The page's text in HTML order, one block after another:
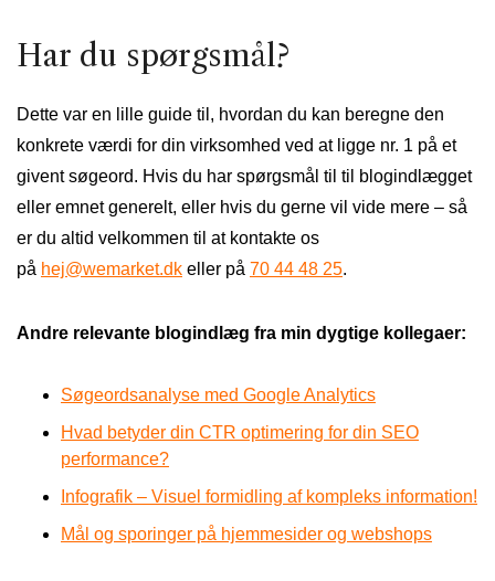
Har du spørgsmål?
Dette var en lille guide til, hvordan du kan beregne den
konkrete værdi for din virksomhed ved at ligge nr. 1 på et
givent søgeord. Hvis du har spørgsmål til til blogindlægget
eller emnet generelt, eller hvis du gerne vil vide mere – så
er du altid velkommen til at kontakte os
på hej@wemarket.dk eller på 70 44 48 25.
Andre relevante blogindlæg fra min dygtige kollegaer:
Søgeordsanalyse med Google Analytics
Hvad betyder din CTR optimering for din SEO
performance?
Infografik – Visuel formidling af kompleks information!
Mål og sporinger på hjemmesider og webshops